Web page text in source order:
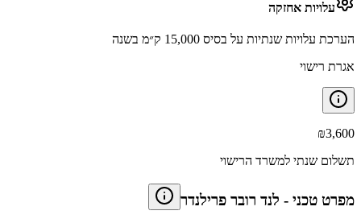
עלויות אחזקה
הערכת עלויות שנתיות על בסיס 15,000 ק״מ בשנה
אגרת רישוי
₪3,600
תשלום שנתי למשרד הרישוי
מפרט טכני - לנד רובר פרילנדר